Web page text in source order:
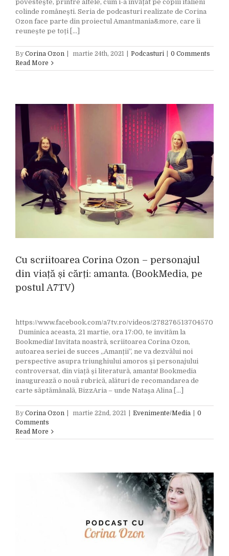
povestește, printre altele, cum i-a învățat pe copiii italieni
colinde românești. Seria de podcasturi realizate de Corina
Ozon face parte din proiectul Amantmania&more, care îi
reunește pe toți [...]
By Corina Ozon martie 24th, 2021 Podcasturi
0 Comments
Read More
Cu scriitoarea Corina Ozon – personajul
din viață și cărți: amanta. (BookMedia, pe
postul A7TV)
https://www.facebook.com/a7tv.ro/videos/278276513704570
Duminica aceasta, 21 martie, ora 17:00, te invităm la
Bookmedia! Invitata noastră, scriitoarea Corina Ozon,
autoarea seriei de succes „Amanții”, ne va dezvălui noi
perspective asupra triunghiului amoros și personajului
controversat, din viață și literatură, amanta! Bookmedia
inaugurează o nouă rubrică, alături de recomandarea de
carte săptămânală, BizzAria – unde Natașa Alina [...]
By Corina Ozon martie 22nd, 2021 Evenimente/Media
0
Comments
Read More